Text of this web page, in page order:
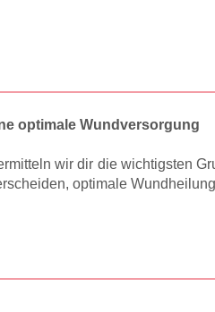
optimale Wundversorgung
wir dir die wichtigsten
optimale